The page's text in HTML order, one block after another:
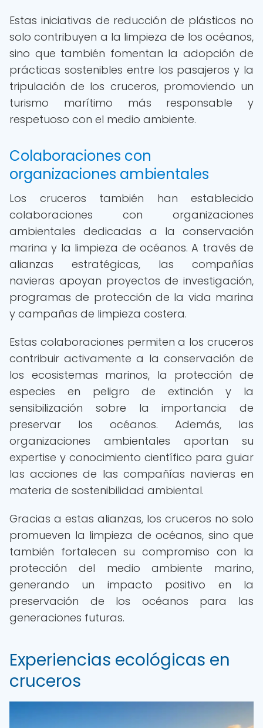
Estas iniciativas de reducción de plásticos no
solo contribuyen a la limpieza de los océanos,
sino que también fomentan la adopción de
prácticas sostenibles entre los pasajeros y la
tripulación de los cruceros, promoviendo un
turismo marítimo más responsable y
respetuoso con el medio ambiente.
Colaboraciones con
organizaciones ambientales
Los cruceros también han establecido
colaboraciones con organizaciones
ambientales dedicadas a la conservación
marina y la limpieza de océanos. A través de
alianzas estratégicas, las compañías
navieras apoyan proyectos de investigación,
programas de protección de la vida marina
y campañas de limpieza costera.
Estas colaboraciones permiten a los cruceros
contribuir activamente a la conservación de
los ecosistemas marinos, la protección de
especies en peligro de extinción y la
sensibilización sobre la importancia de
preservar los océanos. Además, las
organizaciones ambientales aportan su
expertise y conocimiento científico para guiar
las acciones de las compañías navieras en
materia de sostenibilidad ambiental.
Gracias a estas alianzas, los cruceros no solo
promueven la limpieza de océanos, sino que
también fortalecen su compromiso con la
protección del medio ambiente marino,
generando un impacto positivo en la
preservación de los océanos para las
generaciones futuras.
Experiencias ecológicas en
cruceros